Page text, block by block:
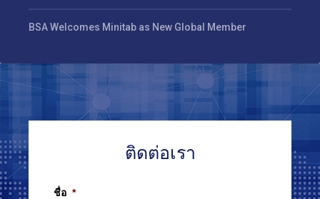
BSA Welcomes Minitab as New Global Member
ติดต่อเรา
ชื่อ *